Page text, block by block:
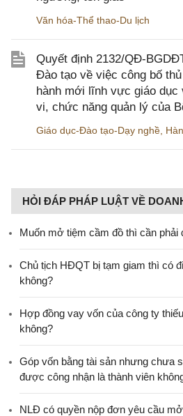
Văn hóa-Thể thao-Du lịch
Quyết định 2132/QĐ-
Đào tạo về việc công bố
hành mới lĩnh vực giáo dục
vi, chức năng quản lý của
Giáo dục-Đào tạo-Dạy nghề
HỎI ĐÁP PHÁP LUẬT VỀ
Muốn mở tiệm cầm đồ thì cần phải
Chủ tịch HĐQT bị tạm giam thì có
không?
Hợp đồng vay vốn của công ty
không?
Góp vốn bằng tài sản nhưng chưa
được công nhận là thành viên
NLĐ có quyền nộp đơn yêu cầu